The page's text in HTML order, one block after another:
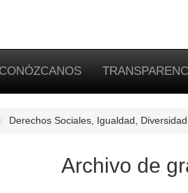
CONÓZCANOS
Derechos Sociales, Igualdad,
Archivo de